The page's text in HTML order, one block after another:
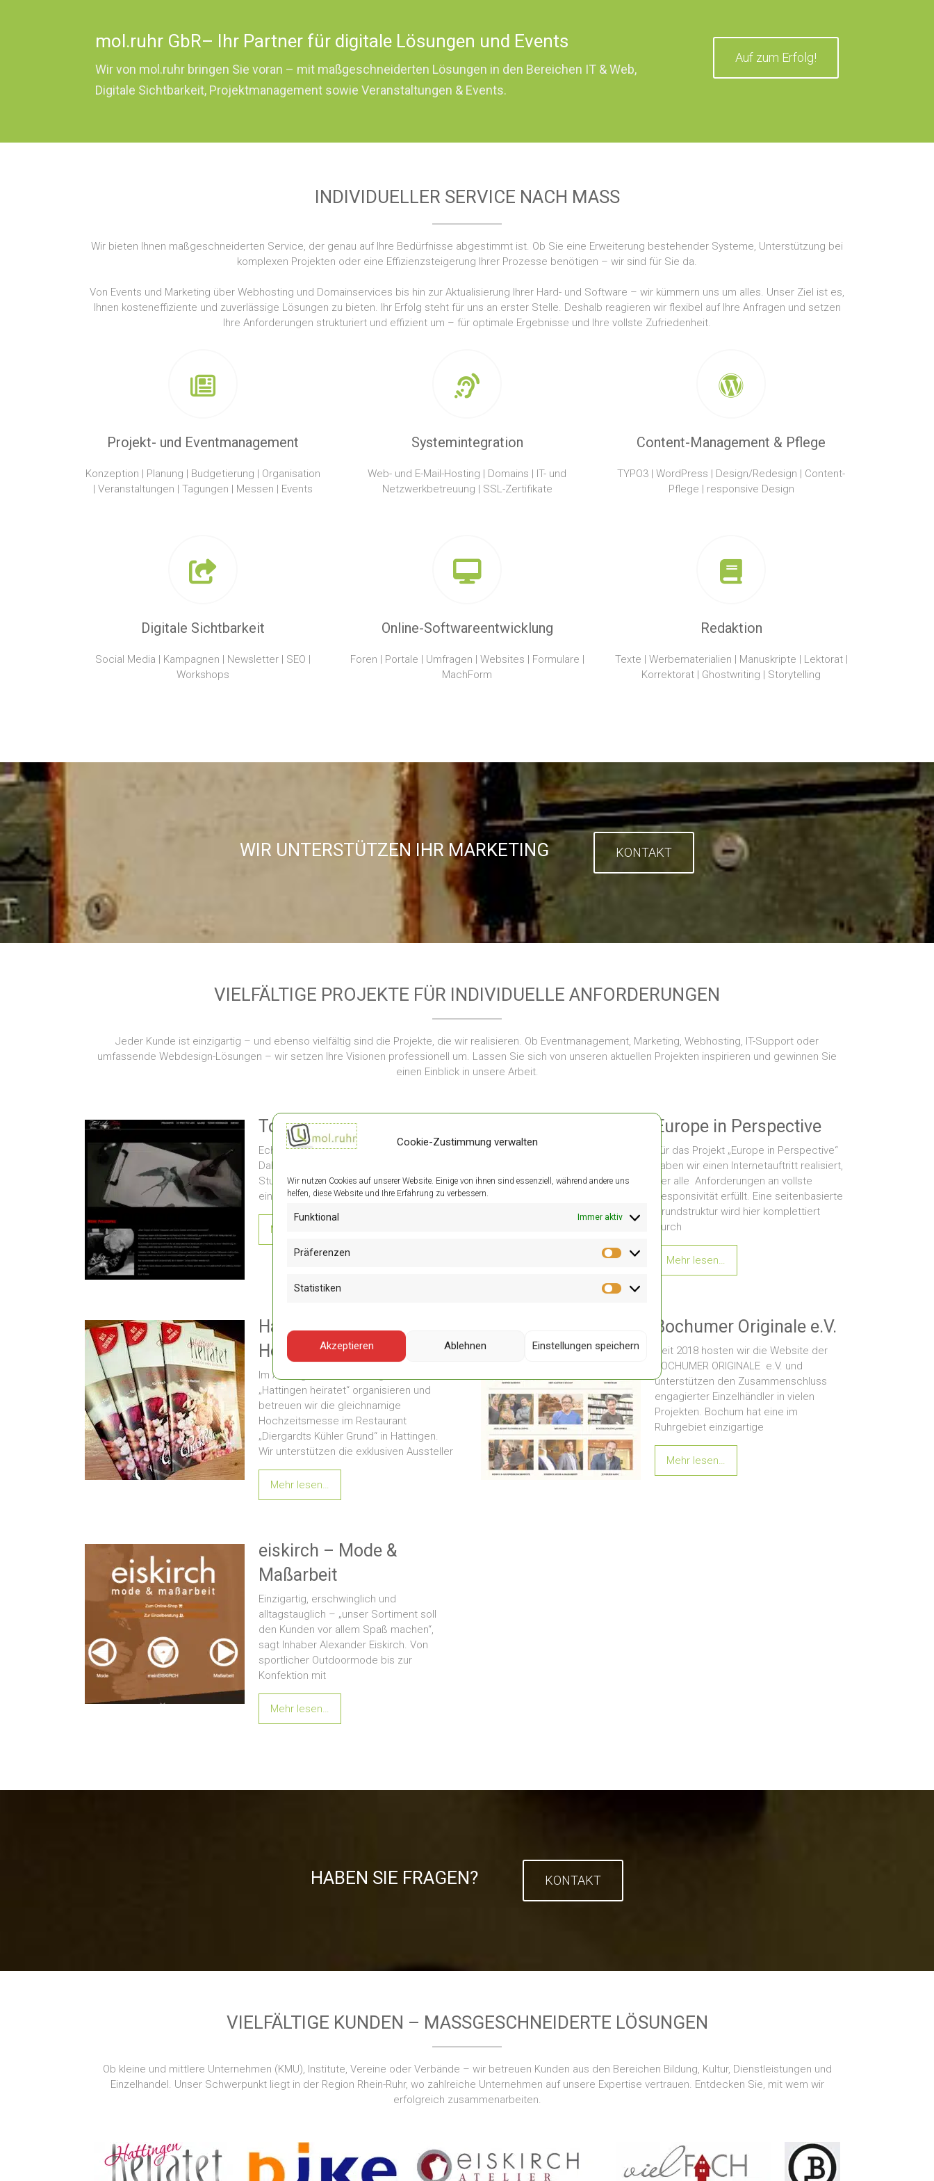
Cookie-Zustimmung verwalten
Wir nutzen Cookies auf unserer Website. Einige von ihnen sind essenziell, während andere uns
helfen, diese Website und Ihre Erfahrung zu verbessern.
Funktional Immer aktiv
Präferenzen
Präferenzen
Statistiken
Statistiken
Akzeptieren Ablehnen Einstellungen speichern
mol.ruhr GbR– Ihr Partner für digitale Lösungen und Events
Wir von mol.ruhr bringen Sie voran – mit maßgeschneiderten Lösungen in den Bereichen IT & Web,
Digitale Sichtbarkeit, Projektmanagement sowie Veranstaltungen & Events.
Auf zum Erfolg!
INDIVIDUELLER SERVICE NACH MASS
Wir bieten Ihnen maßgeschneiderten Service, der genau auf Ihre Bedürfnisse abgestimmt ist. Ob Sie eine Erweiterung bestehender Systeme, Unterstützung bei
komplexen Projekten oder eine Effizienzsteigerung Ihrer Prozesse benötigen – wir sind für Sie da.
Von Events und Marketing über Webhosting und Domainservices bis hin zur Aktualisierung Ihrer Hard- und Software – wir kümmern uns um alles. Unser Ziel ist es,
Ihnen kosteneffiziente und zuverlässige Lösungen zu bieten. Ihr Erfolg steht für uns an erster Stelle. Deshalb reagieren wir flexibel auf Ihre Anfragen und setzen
Ihre Anforderungen strukturiert und effizient um – für optimale Ergebnisse und Ihre vollste Zufriedenheit.
Projekt- und Eventmanagement
Konzeption | Planung | Budgetierung | Organisation
| Veranstaltungen | Tagungen | Messen | Events
Systemintegration
Web- und E-Mail-Hosting | Domains | IT- und
Netzwerkbetreuung | SSL-Zertifikate
Content-Management & Pflege
TYPO3 | WordPress | Design/Redesign | Content-
Pflege | responsive Design
Digitale Sichtbarkeit
Social Media | Kampagnen | Newsletter | SEO |
Workshops
Online-Softwareentwicklung
Foren | Portale | Umfragen | Websites | Formulare |
MachForm
Redaktion
Texte | Werbematerialien | Manuskripte | Lektorat |
Korrektorat | Ghostwriting | Storytelling
WIR UNTERSTÜTZEN IHR MARKETING KONTAKT
VIELFÄLTIGE PROJEKTE FÜR INDIVIDUELLE ANFORDERUNGEN
Jeder Kunde ist einzigartig – und ebenso vielfältig sind die Projekte, die wir realisieren. Ob Eventmanagement, Marketing, Webhosting, IT-Support oder
umfassende Webdesign-Lösungen – wir setzen Ihre Visionen professionell um. Lassen Sie sich von unseren aktuellen Projekten inspirieren und gewinnen Sie
einen Einblick in unsere Arbeit.
Tomek Art Tattoos
Echte Tattookunst unterstützen wir gern.
Daher haben wir für das kleine, aber feine
Studio Tomek Art Tattoos aus Bochum
eine schlanke und agile Single Page
Mehr lesen…
Europe in Perspective
Für das Projekt „Europe in Perspective“
haben wir einen Internetauftritt realisiert,
der alle Anforderungen an vollste
Responsivität erfüllt. Eine seitenbasierte
Grundstruktur wird hier komplettiert
durch
Mehr lesen…
Hattingen heiratet –
Hochzeitsmesse
Im Auftrag der Interessengemeinschaft
„Hattingen heiratet“ organisieren und
betreuen wir die gleichnamige
Hochzeitsmesse im Restaurant
„Diergardts Kühler Grund“ in Hattingen.
Wir unterstützen die exklusiven Aussteller
Mehr lesen…
Bochumer Originale e.V.
Seit 2018 hosten wir die Website der
BOCHUMER ORIGINALE e.V. und
unterstützen den Zusammenschluss
engagierter Einzelhändler in vielen
Projekten. Bochum hat eine im
Ruhrgebiet einzigartige
Mehr lesen…
eiskirch – Mode &
Maßarbeit
Einzigartig, erschwinglich und
alltagstauglich – „unser Sortiment soll
den Kunden vor allem Spaß machen“,
sagt Inhaber Alexander Eiskirch. Von
sportlicher Outdoormode bis zur
Konfektion mit
Mehr lesen…
HABEN SIE FRAGEN? KONTAKT
VIELFÄLTIGE KUNDEN – MASSGESCHNEIDERTE LÖSUNGEN
Ob kleine und mittlere Unternehmen (KMU), Institute, Vereine oder Verbände – wir betreuen Kunden aus den Bereichen Bildung, Kultur, Dienstleistungen und
Einzelhandel. Unser Schwerpunkt liegt in der Region Rhein-Ruhr, wo zahlreiche Unternehmen auf unsere Expertise vertrauen. Entdecken Sie, mit wem wir
erfolgreich zusammenarbeiten.